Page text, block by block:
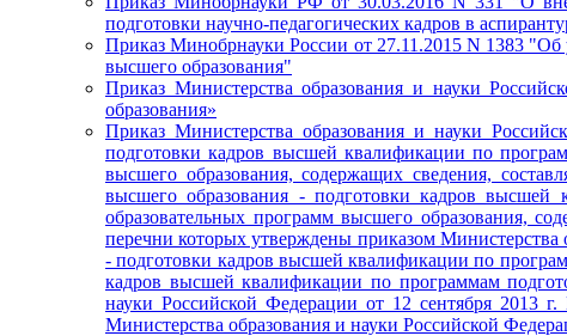
подготовки научно-педагогических кадров в
Приказ Минобрнауки России от 27.11.2015 N 1383
высшего образования"
Приказ Министерства образования и науки
образования»
Приказ Министерства образования и науки
подготовки кадров высшей квалификации по
высшего образования, содержащих сведения,
высшего образования - подготовки кадров высшей
образовательных программ высшего образования,
перечни которых утверждены приказом Министерства
- подготовки кадров высшей квалификации по
кадров высшей квалификации по программам
науки Российской Федерации от 12 сентября 2013
Министерства образования и науки Российской